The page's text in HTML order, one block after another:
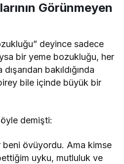
Görünmeyen
deyince sadece
bir yeme bozukluğu, her
bakıldığında
bile içinde büyük bir
demişti:
beni övüyordu. Ama kimse
uyku, mutluluk ve